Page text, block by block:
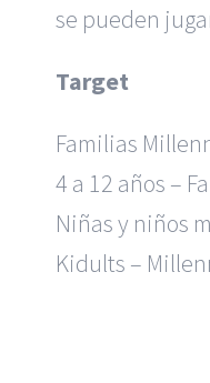
se pueden
Target
Familias
4 a 12 años –
Niñas y niños
Kidults –